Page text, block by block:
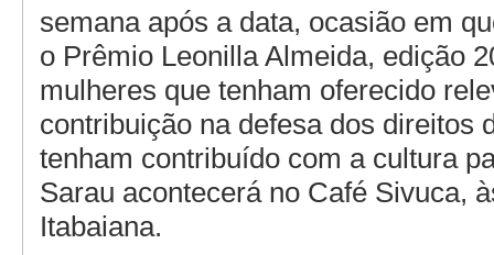
semana após a data, ocasião em
o Prêmio Leonilla Almeida, edição
mulheres que tenham oferecido
contribuição na defesa dos direitos
tenham contribuído com a cultura
Sarau acontecerá no Café Sivuca,
Itabaiana.